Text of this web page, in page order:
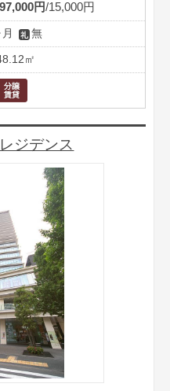
円 15,000円
無
㎡
ジデンス